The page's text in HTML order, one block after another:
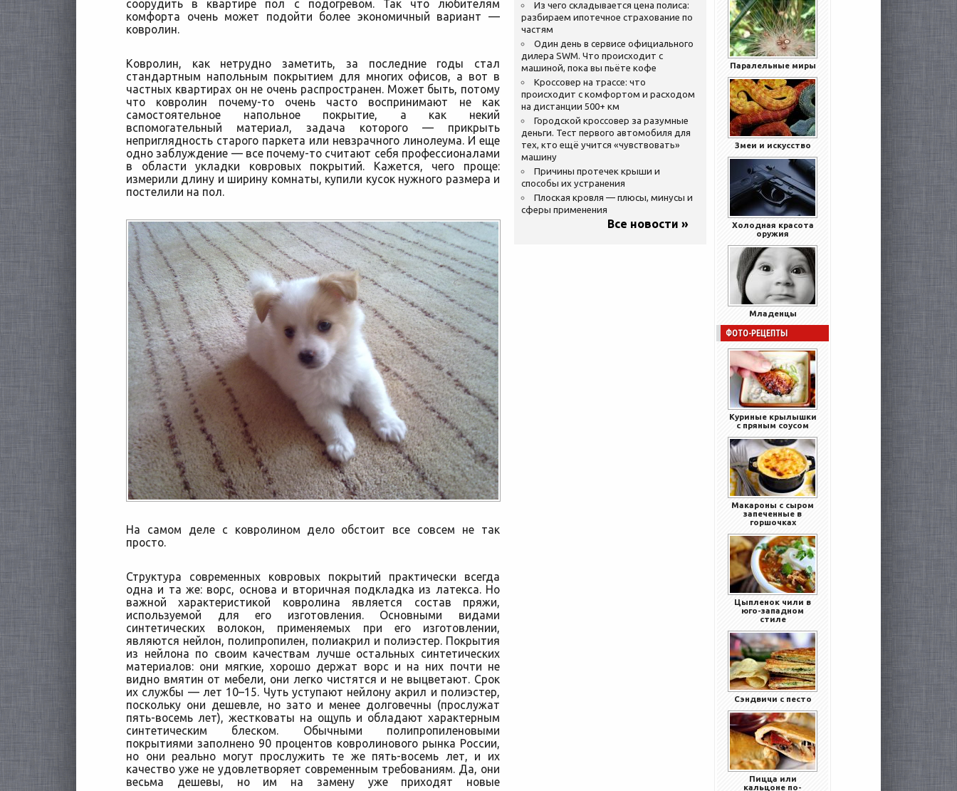
соорудить в квартире пол с подогревом. Так что любителям
комфорта очень может подойти более экономичный вариант —
ковролин.
Ковролин, как нетрудно заметить, за последние годы стал
стандартным напольным покрытием для многих офисов, а вот в
частных квартирах он не очень распространен. Может быть, потому
что ковролин почему-то очень часто воспринимают не как
самостоятельное напольное покрытие, а как некий
вспомогательный материал, задача которого — прикрыть
неприглядность старого паркета или невзрачного линолеума. И еще
одно заблуждение — все почему-то считают себя профессионалами
в области укладки ковровых покрытий. Кажется, чего проще:
измерили длину и ширину комнаты, купили кусок нужного размера и
постелили на пол.
На самом деле с ковролином дело обстоит все совсем не так
просто.
Структура современных ковровых покрытий практически всегда
одна и та же: ворс, основа и вторичная подкладка из латекса. Но
важной характеристикой ковролина является состав пряжи,
используемой для его изготовления. Основными видами
синтетических волокон, применяемых при его изготовлении,
являются нейлон, полипропилен, полиакрил и полиэстер. Покрытия
из нейлона по своим качествам лучше остальных синтетических
материалов: они мягкие, хорошо держат ворс и на них почти не
видно вмятин от мебели, они легко чистятся и не выцветают. Срок
их службы — лет 10–15. Чуть уступают нейлону акрил и полиэстер,
поскольку они дешевле, но зато и менее долговечны (прослужат
пять-восемь лет), жестковаты на ощупь и обладают характерным
синтетическим блеском. Обычными полипропиленовыми
покрытиями заполнено 90 процентов ковролинового рынка России,
но они реально могут прослужить те же пять-восемь лет, и их
качество уже не удовлетворяет современным требованиям. Да, они
весьма дешевы, но им на замену уже приходят новые
Из чего складывается цена полиса:
разбираем ипотечное страхование по
частям
Один день в сервисе официального
дилера SWM. Что происходит с
машиной, пока вы пьёте кофе
Кроссовер на трассе: что
происходит с комфортом и расходом
на дистанции 500+ км
Городской кроссовер за разумные
деньги. Тест первого автомобиля для
тех, кто ещё учится «чувствовать»
машину
Причины протечек крыши и
способы их устранения
Плоская кровля — плюсы, минусы и
сферы применения
Все новости »
Паралельные миры
Змеи и искусство
Холодная красота
оружия
Младенцы
ФОТО-РЕЦЕПТЫ
Куриные крылышки
с пряным соусом
Макароны с сыром
запеченные в
горшочках
Цыпленок чили в
юго-западном
стиле
Сэндвичи с песто
Пицца или
кальцоне по-